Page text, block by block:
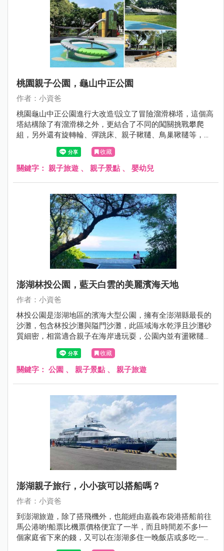
桃園親子公園，龜山中正公園
作者：小資爸
桃園龜山中正公園進行大改造!設立了冒險溜滑梯塔，這個高
塔結構除了有溜滑梯之外，更結合了不同的闖關挑戰攀爬
組，另外還有旋轉輪、彈跳床、親子鞦韆、鳥巢鞦韆等，遊
具一旁的沙坑也有沙桌水道的設立，變得跟以前完全不一樣
了!現在就跟著小資爸一起來看看改造後的龜山中正公園吧！
收藏
關鍵字： 親子旅遊 、 親子景點 、 嬰幼兒
澎湖林投公園，藍天白雲的美麗濱海天地
作者：小資爸
林投公園是澎湖地區的濱海大型公園，擁有全澎湖縣最長的
沙灘，包含林投沙灘與隘門沙灘，此區域海水乾淨且沙灘砂
質細密，相當適合親子在海岸邊玩耍，公園內並有盪鞦韆與
磨石子溜滑梯等遊具，絕對是到澎湖旅遊必須要排入的親子
景點，現在就跟著小資爸一起來看看澎湖縣林投公園吧!
收藏
關鍵字： 公園 、 親子景點 、 親子旅遊
澎湖親子旅行，小小孩可以搭船嗎？
作者：小資爸
到澎湖旅遊，除了搭飛機外，也能經由嘉義布袋港搭船前往
馬公港喲!船票比機票價格便宜了一半，而且時間差不多!一
個家庭省下來的錢，又可以在澎湖多住一晚飯店或多吃一餐
海鮮!這次小資爸分別搭乘凱旋三號及太吉之星往返嘉義與澎